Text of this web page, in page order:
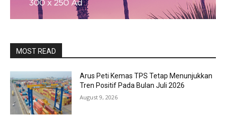
MOST READ
Arus Peti Kemas TPS Tetap Menunjukkan
Tren Positif Pada Bulan Juli 2026
August 9, 2026